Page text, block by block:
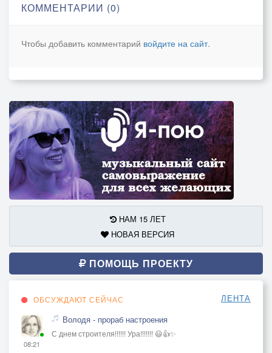
КОММЕНТАРИИ (0)
Чтобы добавить комментарий войдите на сайт.
НАМ 15 ЛЕТ
НОВАЯ ВЕРСИЯ
ПОМОЩЬ ПРОЕКТУ
ОБСУЖДАЮТ СЕЙЧАС ЛЕНТА
08:21
Володя - прораб настроения
С днем строителя!!!!!! Ура!!!!!!! 😃👍✨